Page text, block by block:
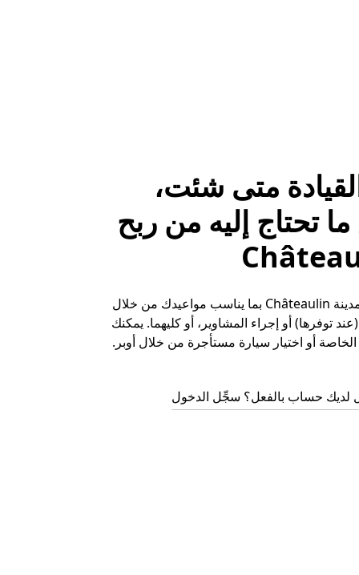
متى شئت،
تحتاج إليه من ربح
حقِّق الأرباح في مدينة Châteaulin بما يناسب مواعيدك من خلال
توفرها) أو إجراء المشاوير، أو كليهما. يمكنك
أو اختيار سيارة مستأجرة من خلال أوبر.
لديك حساب بالفعل؟ سجِّل الدخول